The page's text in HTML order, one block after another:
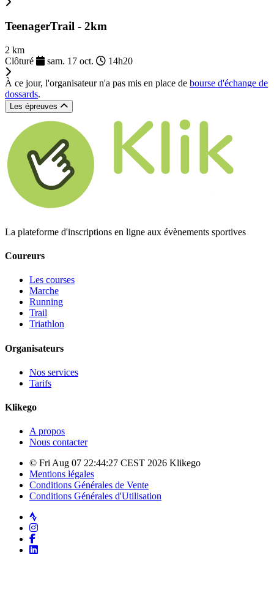
TeenagerTrail - 2km
2 km
Clôturé
sam. 17 oct. 14h20
À ce jour, l'organisateur n'a pas mis en place de bourse d'échange de
dossards.
Les épreuves
La plateforme d'inscriptions en ligne aux évènements sportives
Coureurs
Les courses
Marche
Running
Trail
Triathlon
Organisateurs
Nos services
Tarifs
Klikego
A propos
Nous contacter
© Fri Aug 07 22:44:27 CEST 2026 Klikego
Mentions légales
Conditions Générales de Vente
Conditions Générales d'Utilisation
Strava
Instagram
Facebook
LinkedIn